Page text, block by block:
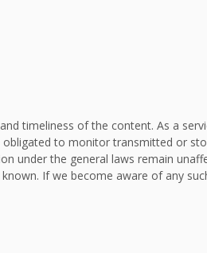
timeliness of the content. As a
obligated to monitor transmitted or
under the general laws remain
If we become aware of any